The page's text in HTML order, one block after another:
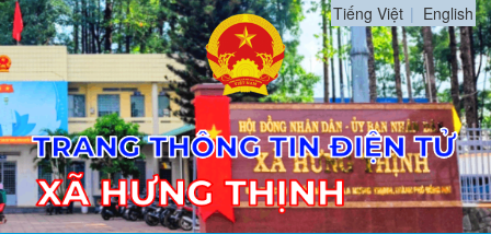
Tiếng Việt English